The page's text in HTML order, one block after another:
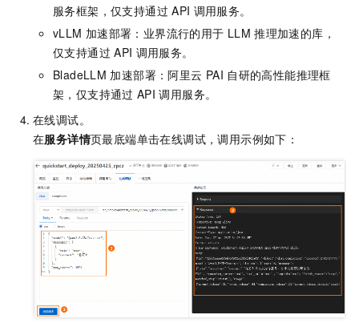
服务框架，仅支持通过 API 调用服务。
vLLM 加速部署：业界流行的用于 LLM 推理加速的库，
仅支持通过 API 调用服务。
BladeLLM 加速部署：阿里云 PAI 自研的高性能推理框
架，仅支持通过 API 调用服务。
在线调试。
在服务详情页最底端单击在线调试，调用示例如下：